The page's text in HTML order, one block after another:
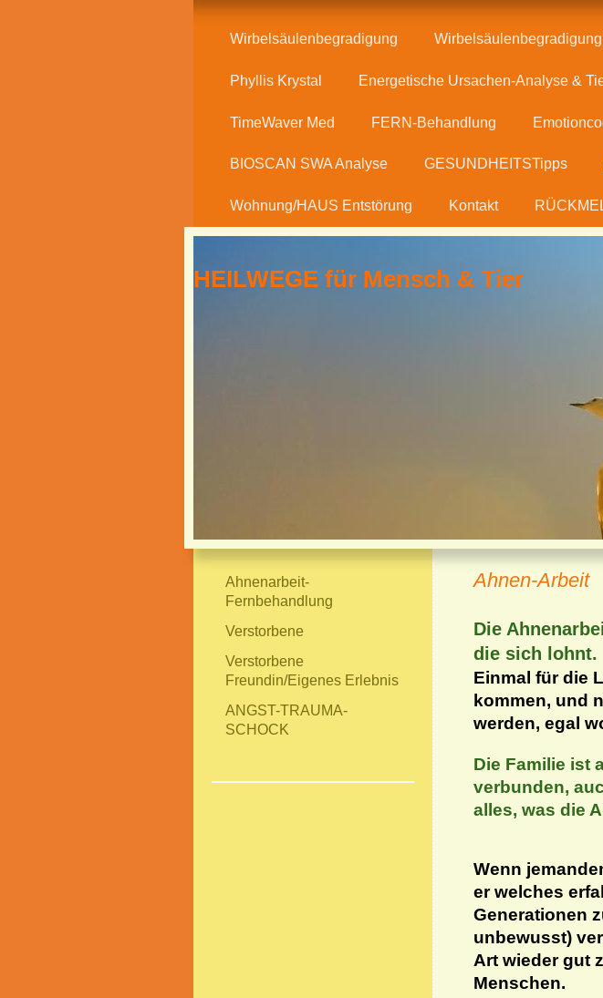
Wirbelsäulenbegradigung
Phyllis Krystal Energetische Ursachen-Analyse &
TimeWaver Med FERN-Behandlung
BIOSCAN SWA Analyse GESUNDHEITSTipps
Wohnung/HAUS Entstörung Kontakt
HEILWEGE für Mensch & Tier
Ahnen-Arbeit
Die
die sich lohnt.
Einmal für die
kommen, und
werden, egal
Die Familie ist
verbunden,
alles, was die
Wenn
er welches
Generationen
unbewusst)
Art wieder gut
Menschen.
Ahnenarbeit-
Fernbehandlung
Verstorbene
Verstorbene
Freundin/Eigenes Erlebnis
ANGST-TRAUMA-
SCHOCK